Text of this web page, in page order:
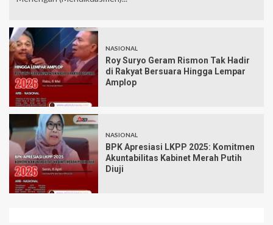
NASIONAL
Roy Suryo Geram Rismon Tak Hadir
di Rakyat Bersuara Hingga Lempar
Amplop
NASIONAL
BPK Apresiasi LKPP 2025: Komitmen
Akuntabilitas Kabinet Merah Putih
Diuji